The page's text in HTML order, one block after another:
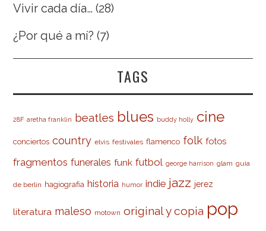
Vivir cada día… (28)
¿Por qué a mí? (7)
TAGS
28F aretha franklin beatles blues buddy holly cine
conciertos country elvis festivales flamenco folk fotos
fragmentos funerales funk futbol george harrison glam guía
de berlín hagiografia historia humor indie jazz jerez
literatura maleso motown original y copia pop